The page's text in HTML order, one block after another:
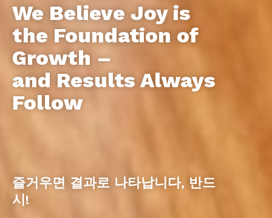
We Believe Joy is
the Foundation of
Growth –
and Results Always
Follow
즐거우면 결과로 나타납니다, 반드
시!
Meaning—
Where Literacy
Becomes Insight.
문장을 이해하는 힘이 사고를,
Through
Structured Learning
Practices.
구조화된 학습 실천을 통해